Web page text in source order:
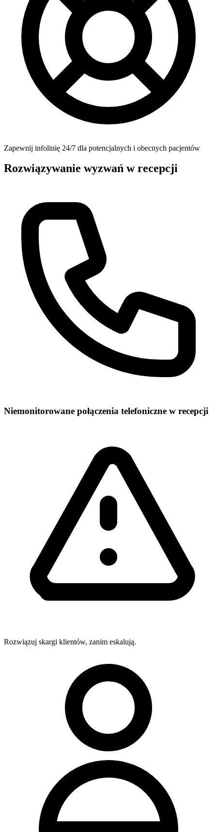
Zapewnij infolinię 24/7 dla potencjalnych i obecnych pacjentów
Rozwiązywanie wyzwań w recepcji
Niemonitorowane połączenia telefoniczne w recepcji
Rozwiązuj skargi klientów, zanim eskalują.